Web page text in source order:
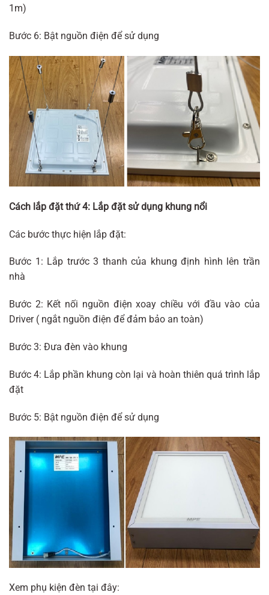
1m)
Bước 6: Bật nguồn điện để sử dụng
Cách lắp đặt thứ 4: Lắp đặt sử dụng khung nổi
Các bước thực hiện lắp đặt:
Bước 1: Lắp trước 3 thanh của khung định hình lên trần
nhà
Bước 2: Kết nối nguồn điện xoay chiều với đầu vào của
Driver ( ngắt nguồn điện để đảm bảo an toàn)
Bước 3: Đưa đèn vào khung
Bước 4: Lắp phần khung còn lại và hoàn thiên quá trình lắp
đặt
Bước 5: Bật nguồn điện để sử dụng
Xem phụ kiện đèn tại đây: